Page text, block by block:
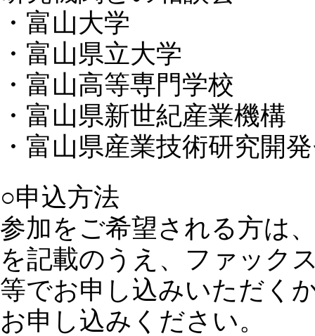
・富山大学
・富山県立大学
・富山高等専門学校
・富山県新世紀産業機構
・富山県産業技術研究開
○申込方法
参加をご希望される方は
を記載のうえ、ファック
等でお申し込みいただく
お申し込みください。